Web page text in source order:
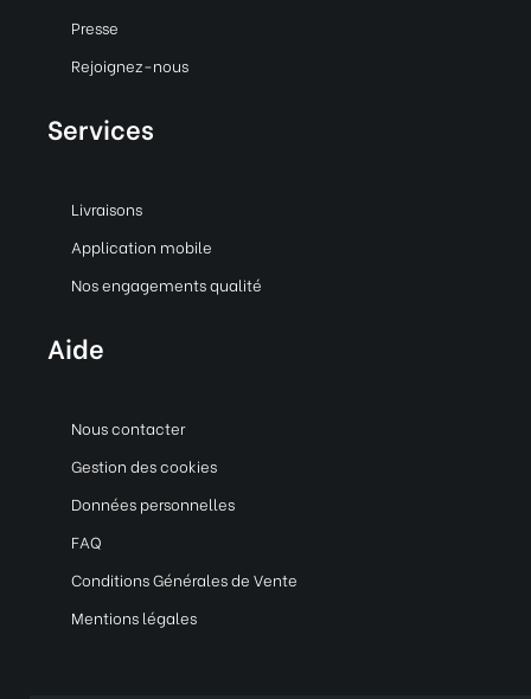
Presse
Rejoignez-nous
Services
Livraisons
Application mobile
Nos engagements qualité
Aide
Nous contacter
Gestion des cookies
Données personnelles
FAQ
Conditions Générales de Vente
Mentions légales